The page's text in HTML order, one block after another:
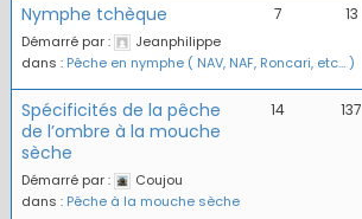
Nymphe tchèque
Démarré par :
Jeanphilippe
dans : Pêche en nymphe ( NAV, NAF, Roncari, etc… )
7 13
Spécificités de la pêche
de l’ombre à la mouche
sèche
Démarré par :
Coujou
dans : Pêche à la mouche sèche
14 137